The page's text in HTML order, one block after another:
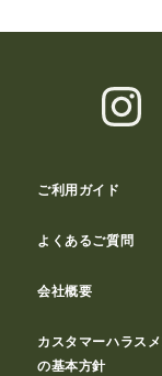
ご利用ガイド
よくあるご質問
会社概要
カスタマーハラス
の基本方針